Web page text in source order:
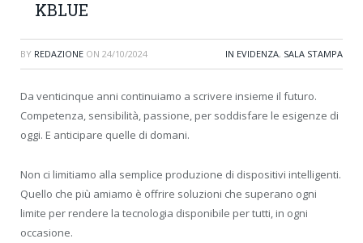
KBLUE
BY REDAZIONE ON 24/10/2024 IN EVIDENZA, SALA STAMPA
Da venticinque anni continuiamo a scrivere insieme il futuro.
Competenza, sensibilità, passione, per soddisfare le esigenze di
oggi. E anticipare quelle di domani.
Non ci limitiamo alla semplice produzione di dispositivi intelligenti.
Quello che più amiamo è offrire soluzioni che superano ogni
limite per rendere la tecnologia disponibile per tutti, in ogni
occasione.